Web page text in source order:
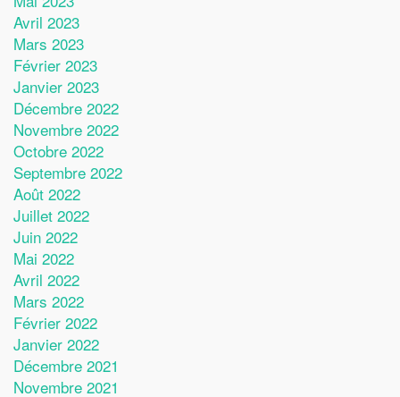
Avril 2023
Mars 2023
Février 2023
Janvier 2023
Décembre 2022
Novembre 2022
Octobre 2022
Septembre 2022
Août 2022
Juillet 2022
Juin 2022
Mai 2022
Avril 2022
Mars 2022
Février 2022
Janvier 2022
Décembre 2021
Novembre 2021